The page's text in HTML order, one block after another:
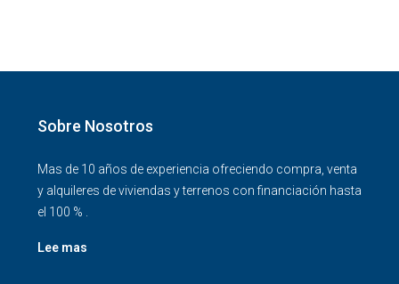
Sobre Nosotros
Mas de 10 años de experiencia ofreciendo compra, venta
y alquileres de viviendas y terrenos con financiación hasta
el 100 % .
Lee mas